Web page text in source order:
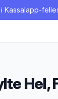
Kassalapp-
Hel,